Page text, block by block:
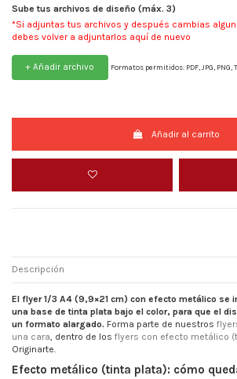
Sube tus archivos de diseño (máx. 3)
*Si adjuntas tus archivos y después cambias
debes volver a adjuntarlos aquí de nuevo
+ Añadir archivo Formatos permitidos: PDF, JPG, PNG,
Añadir al carrito
Descripción
El flyer 1/3 A4 (9,9×21 cm) con efecto metálico se
una base de tinta plata bajo el color, para que el
un formato alargado. Forma parte de nuestros
una cara, dentro de los flyers con efecto metálico
Originarte.
Efecto metálico (tinta plata): cómo